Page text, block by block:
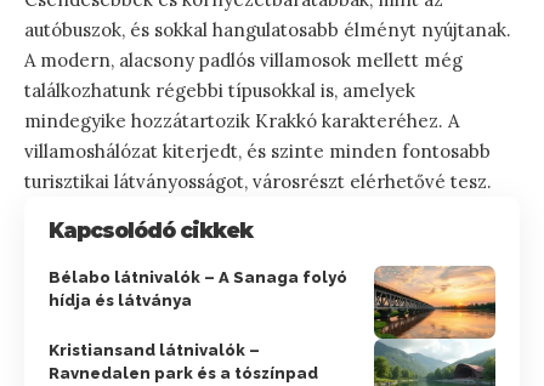
autóbuszok, és sokkal hangulatosabb élményt nyújtanak.
A modern, alacsony padlós villamosok mellett még
találkozhatunk régebbi típusokkal is, amelyek
mindegyike hozzátartozik Krakkó karakteréhez. A
villamoshálózat kiterjedt, és szinte minden fontosabb
turisztikai látványosságot, városrészt elérhetővé tesz.
Kapcsolódó cikkek
Bélabo látnivalók – A Sanaga folyó
hídja és látványa
Kristiansand látnivalók –
Ravnedalen park és a tószínpad